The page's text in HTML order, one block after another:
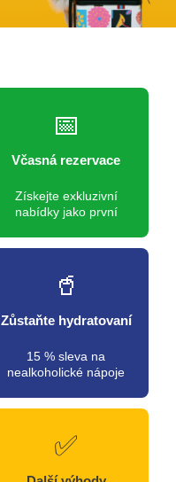
📅
Včasná rezervace
Získejte exkluzivní
nabídky jako první
🥤
Zůstaňte hydratovaní
15 % sleva na
nealkoholické nápoje
✅